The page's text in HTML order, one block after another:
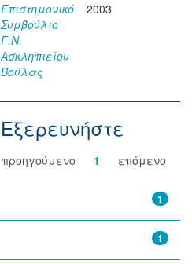
Επιστημονικό
Συμβούλιο
Γ.Ν.
Ασκληπιείου
Βούλας
2003
προηγούμενο 1 επόμενο
Εξερευνήστε
1
1